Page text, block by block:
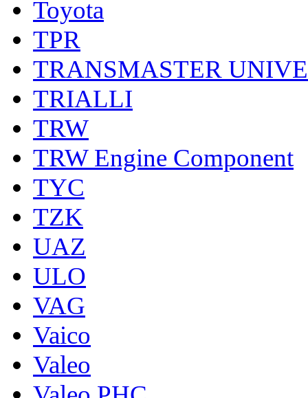
Toyota
TPR
TRANSMASTER
TRIALLI
TRW
TRW Engine Component
TYC
TZK
UAZ
ULO
VAG
Vaico
Valeo